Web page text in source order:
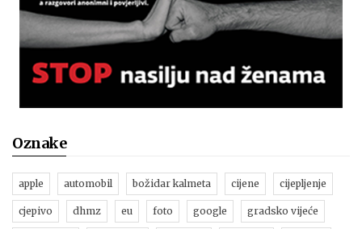
Oznake
apple automobil božidar kalmeta cijene cijepljenje
cjepivo dhmz eu foto google gradsko vijeće